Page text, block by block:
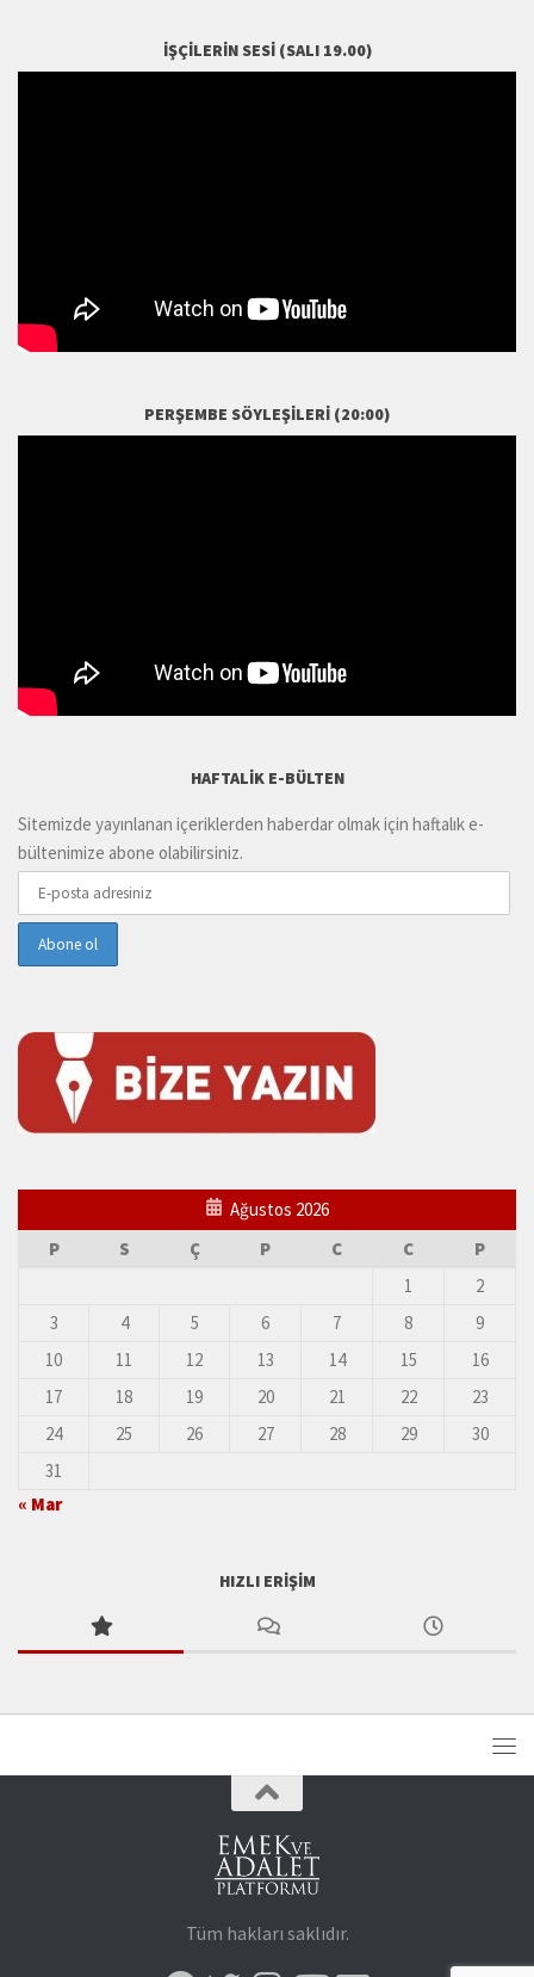
İŞÇILERIN SESI (SALI 19.00)
PERŞEMBE SÖYLEŞILERI (20:00)
HAFTALIK E-BÜLTEN
Sitemizde yayınlanan içeriklerden haberdar olmak için haftalık e-
bültenimize abone olabilirsiniz.
Ağustos 2026
P
S Ç P C C
P
1
2
3
4 5 6 7 8
9
10
11 12 13 14 15
16
17
18 19 20 21 22
23
24
25 26 27 28 29
30
31
« Mar
HIZLI ERIŞIM
Tüm hakları saklıdır.